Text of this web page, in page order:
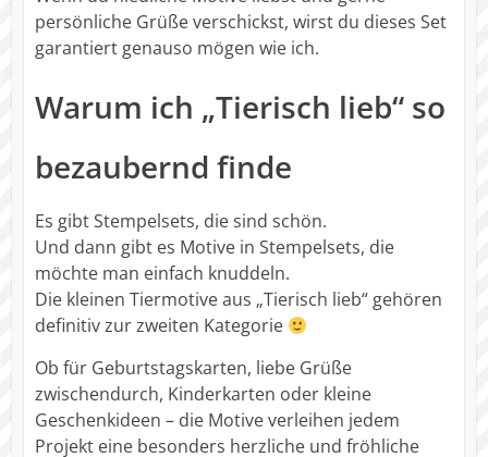
persönliche Grüße verschickst, wirst du dieses Set
garantiert genauso mögen wie ich.
Warum ich „Tierisch lieb“ so
bezaubernd finde
Es gibt Stempelsets, die sind schön.
Und dann gibt es Motive in Stempelsets, die
möchte man einfach knuddeln.
Die kleinen Tiermotive aus „Tierisch lieb“ gehören
definitiv zur zweiten Kategorie
Ob für Geburtstagskarten, liebe Grüße
zwischendurch, Kinderkarten oder kleine
Geschenkideen – die Motive verleihen jedem
Projekt eine besonders herzliche und fröhliche